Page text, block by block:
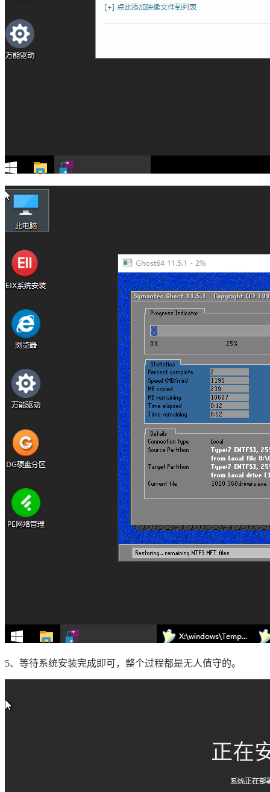
5、等待系统安装完成即可，整个过程都是无人值守的。